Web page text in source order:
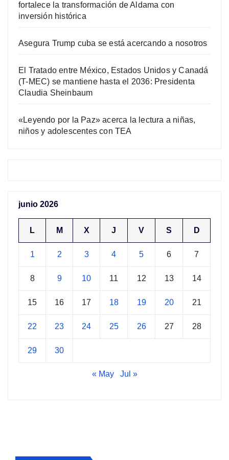
fortalece la transformación de Aldama con
inversión histórica
Asegura Trump cuba se está acercando a nosotros
El Tratado entre México, Estados Unidos y Canadá
(T-MEC) se mantiene hasta el 2036: Presidenta
Claudia Sheinbaum
«Leyendo por la Paz» acerca la lectura a niñas,
niños y adolescentes con TEA
junio 2026
L M X J V S D
1 2 3 4 5 6 7
8 9 10 11 12 13 14
15 16 17 18 19 20 21
22 23 24 25 26 27 28
29 30
« May Jul »